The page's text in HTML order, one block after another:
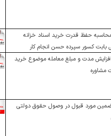
حفظ قدرت خرید اسناد خزانه
بابت کسور سپرده حسن انجام کار
مدت و مبلغ معامله موضوع خرید
مشاوره
مورد قبول در وصول حقوق دولتی